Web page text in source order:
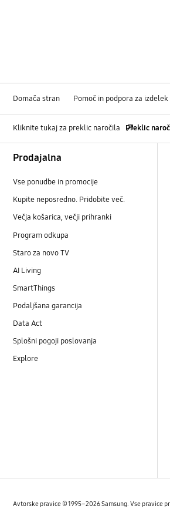
Domača stran Pomoč in podpora za izdelek
Kliknite tukaj za preklic naročila Preklic
Prodajalna
Vse ponudbe in promocije
Kupite neposredno. Pridobite več.
Večja košarica, večji prihranki
Program odkupa
Staro za novo TV
AI Living
SmartThings
Podaljšana garancija
Data Act
Splošni pogoji poslovanja
Explore
Avtorske pravice © 1995–2026 Samsung. Vse pravice